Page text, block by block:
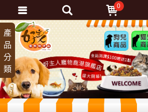
狗兒
商品
貓兒
商品
產
品
分
類
0
會員登入
忘記密碼
加入會員
訂單查詢